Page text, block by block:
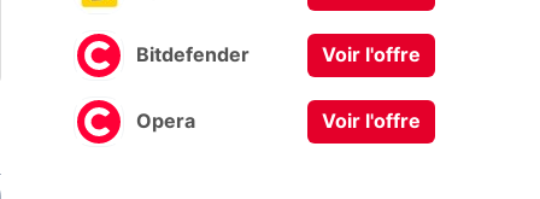
Bitdefender Voir l'offre
Opera Voir l'offre